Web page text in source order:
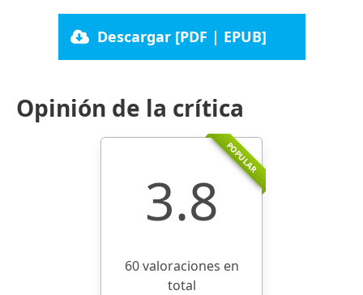
Descargar [PDF | EPUB]
Opinión de la crítica
POPULAR
3.8
60 valoraciones en
total